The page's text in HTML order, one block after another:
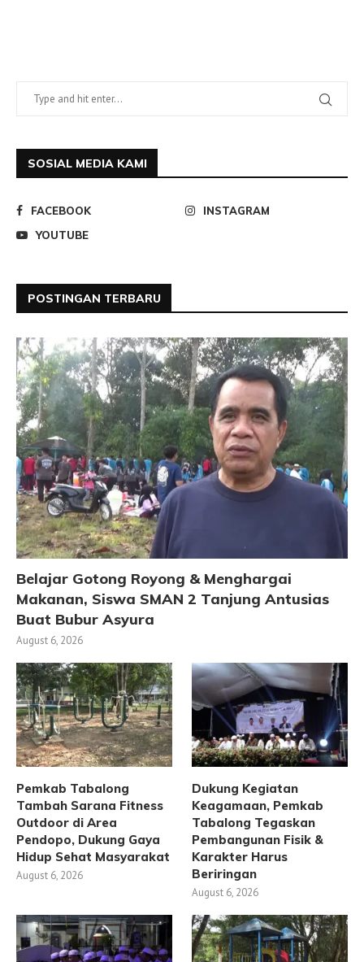
SOSIAL MEDIA KAMI
FACEBOOK
INSTAGRAM
YOUTUBE
POSTINGAN TERBARU
Belajar Gotong Royong & Menghargai
Makanan, Siswa SMAN 2 Tanjung Antusias
Buat Bubur Asyura
August 6, 2026
Pemkab Tabalong
Tambah Sarana Fitness
Outdoor di Area
Pendopo, Dukung Gaya
Hidup Sehat Masyarakat
August 6, 2026
Dukung Kegiatan
Keagamaan, Pemkab
Tabalong Tegaskan
Pembangunan Fisik &
Karakter Harus
Beriringan
August 6, 2026